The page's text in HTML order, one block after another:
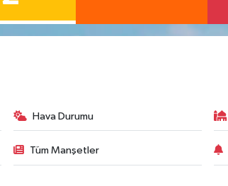
Hava Durumu
Tüm Manşetler